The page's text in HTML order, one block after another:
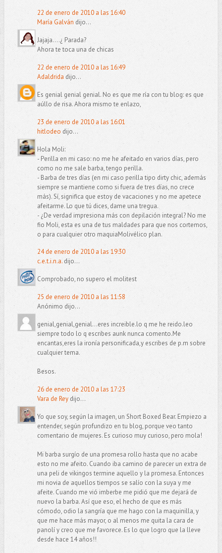
22 de enero de 2010 a las 16:40
María Galván dijo...
Jajaja....¿ Parada?
Ahora te toca una de chicas
22 de enero de 2010 a las 16:49
Adaldrida dijo...
Es genial genial genial. No es que me ría con tu blog: es que
aúllo de risa. Ahora mismo te enlazo,
23 de enero de 2010 a las 16:01
hitlodeo dijo...
Hola Moli:
- Perilla en mi caso: no me he afeitado en varios días, pero
como no me sale barba, tengo perilla.
- Barba de tres días (en mi caso perilla tipo dirty chic, además
siempre se mantiene como si fuera de tres días, no crece
más). Sí, significa que estoy de vacaciones y no me apetece
afeitarme. Lo que tú dices, dame una tregua.
- ¿De verdad impresiona más con depilación integral? No me
fio Moli, esta es una de tus maldades para que nos cortemos,
o para cualquier otro maquiaMolivélico plan.
24 de enero de 2010 a las 19:30
c.e.t.i.n.a.dijo...
Comprobado, no supero el molitest
25 de enero de 2010 a las 11:58
Anónimo dijo...
genial,genial,genial...eres increible.lo q me he reido.leo
siempre todo lo q escribes aunk nunca comento.Me
encantas,eres la ironía personificada,y escribes de p.m sobre
cualquier tema.
Besos.
26 de enero de 2010 a las 17:23
Vara de Reydijo...
Yo que soy, según la imagen, un Short Boxed Bear. Empiezo a
entender, según profundizo en tu blog, porque veo tanto
comentario de mujeres. Es curioso muy curioso, pero mola!
Mi barba surgío de una promesa rollo hasta que no acabe
esto no me afeito. Cuando iba camino de parecer un extra de
una peli de vikingos termine aquello y la promesa. Entonces
mi novia de aquellos tiempos se salío con la suya y me
afeite. Cuando me vió imberbe me pidió que me dejará de
nuevo la barba. Así que eso, el hecho de que es más
cómodo, odio la sangría que me hago con la maquinilla, y
que me hace más mayor, o al menos me quita la cara de
panolí y creo que me favorece. Es lo que logro que la lleve
desde hace 14 años!!